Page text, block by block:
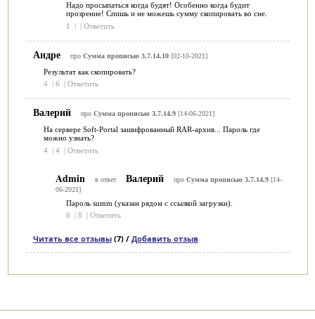
Надо просыпаться когда будят! Особенно когда будит
прозрение! Спишь и не можешь сумму скопировать во сне.
1
| | Ответить
Андре про Сумма прописью 3.7.14.10[02-10-2021]
Результат как скопировать?
4
6 Ответить
Валерий про Сумма прописью 3.7.14.9[14-06-2021]
На сервере Soft-Portal зашифрованный RAR-архив... Пароль где
можно узнать?
4 | 4 | Ответить
Admin в ответ Валерий про Сумма прописью 3.7.14.9[14-
06-2021]
Пароль summ (указан рядом с ссылкой загрузки).
6
8 Ответить
Читать все отзывы(7) / Добавить отзыв